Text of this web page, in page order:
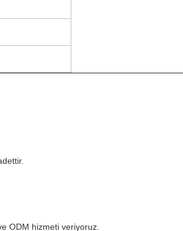
ODM hizmeti veriyoruz.